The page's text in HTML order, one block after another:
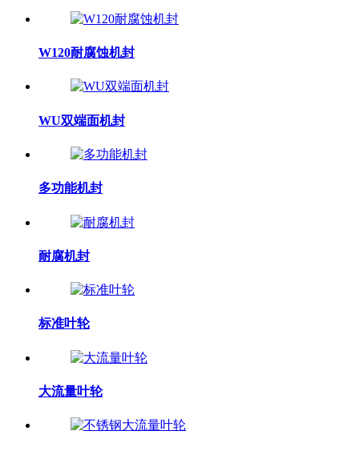
W120耐腐蚀机封
WU双端面机封
多功能机封
耐腐机封
标准叶轮
大流量叶轮